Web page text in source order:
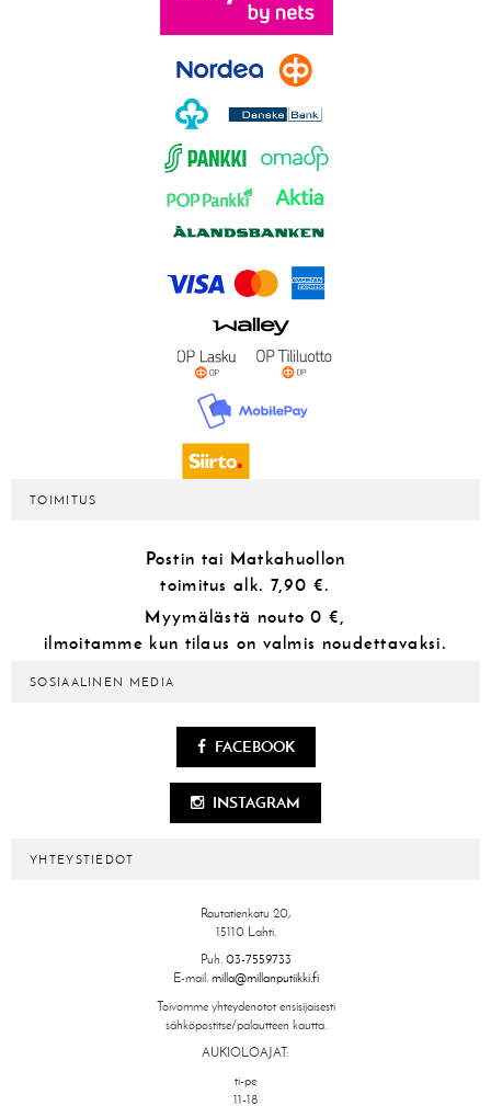
TOIMITUS
Postin tai Matkahuollon
toimitus alk. 7,90 €.
Myymälästä nouto 0 €,
ilmoitamme kun tilaus on valmis noudettavaksi.
SOSIAALINEN MEDIA
FACEBOOK
INSTAGRAM
YHTEYSTIEDOT
Rautatienkatu 20,
15110 Lahti.
Puh. 03-7559733
E-mail. milla@millanputiikki.fi
Toivomme yhteydenotot ensisijaisesti
sähköpostitse/palautteen kautta.
AUKIOLOAJAT:
ti-pe
11-18